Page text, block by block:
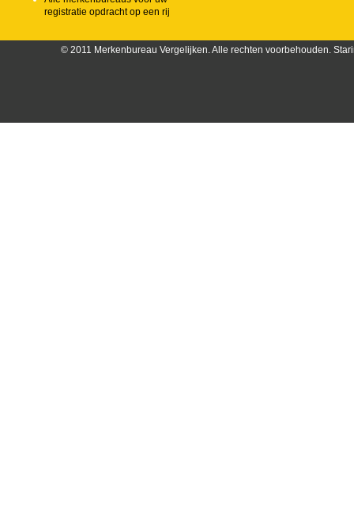
registratie opdracht op een rij
© 2011 Merkenbureau Vergelijken. Alle rechten voorbehouden.